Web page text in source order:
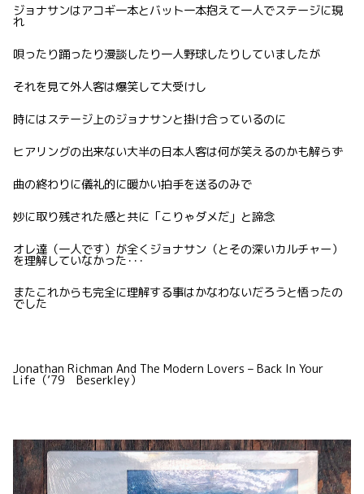
ジョナサンはアコギ一本とバット一本抱えて一人でステージに現
れ
唄ったり踊ったり漫談したり一人野球したりしていましたが
それを見て外人客は爆笑して大受けし
時にはステージ上のジョナサンと掛け合っているのに
ヒアリングの出来ない大半の日本人客は何が笑えるのかも解らず
曲の終わりに儀礼的に暖かい拍手を送るのみで
妙に取り残された感と共に「こりゃダメだ」と諦念
オレ達（一人です）が全くジョナサン（とその深いカルチャー）
を理解していなかった･･･
またこれからも完全に理解する事はかなわないだろうと悟ったの
でした
Jonathan Richman And The Modern Lovers – Back In Your
Life（’79 Beserkley）